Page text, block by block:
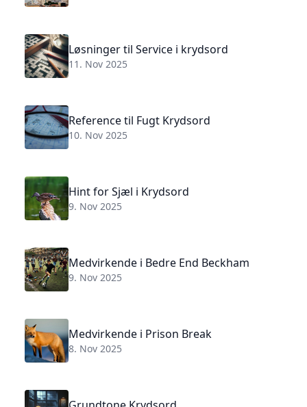
Løsninger til Service i krydsord
11. Nov 2025
Reference til Fugt Krydsord
10. Nov 2025
Hint for Sjæl i Krydsord
9. Nov 2025
Medvirkende i Bedre End Beckham
9. Nov 2025
Medvirkende i Prison Break
8. Nov 2025